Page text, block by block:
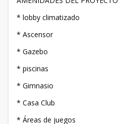
* lobby climatizado
* Ascensor
* Gazebo
* piscinas
* Gimnasio
* Casa Club
* Áreas de juegos